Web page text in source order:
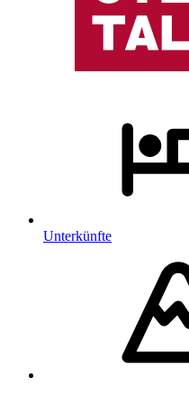
Unterkünfte